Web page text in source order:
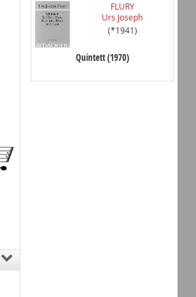
FLURY
Urs Joseph
(*1941)
Quintett (1970)